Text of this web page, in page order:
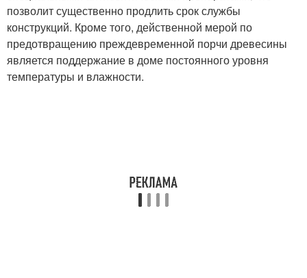
позволит существенно продлить срок службы
конструкций. Кроме того, действенной мерой по
предотвращению преждевременной порчи древесины
является поддержание в доме постоянного уровня
температуры и влажности.